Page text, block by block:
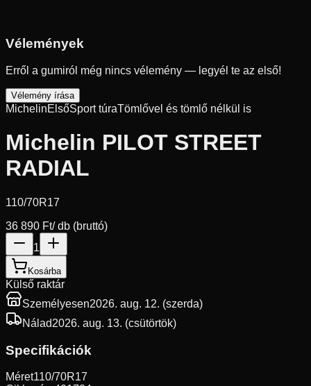
Vélemények
Erről a gumiról még nincs vélemény — legyél te az első!
Vélemény írása
MichelinElsőSport túraTömlővel és tömlő nélkül is
Michelin PILOT STREET
RADIAL
110/70R17
36 890 Ft/ db (bruttó)
1
Kosárba
Külső raktár
Személyesen2026. aug. 12. (szerda)
Nálad2026. aug. 13. (csütörtök)
Specifikációk
Méret110/70R17